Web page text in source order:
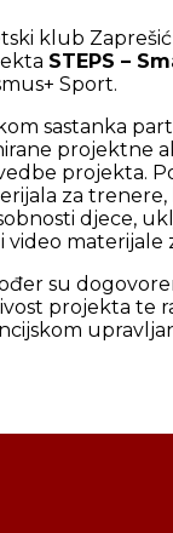
klub
STEPS –
Sport.
sastanka
projektne
projekta.
za
djece,
i video
su
projekta te